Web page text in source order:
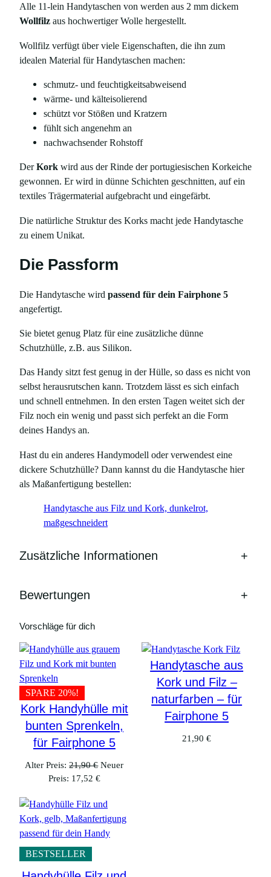
Alle 11-lein Handytaschen von werden aus 2 mm dickem
Wollfilz aus hochwertiger Wolle hergestellt.
Wollfilz verfügt über viele Eigenschaften, die ihn zum
idealen Material für Handytaschen machen:
schmutz- und feuchtigkeitsabweisend
wärme- und kälteisolierend
schützt vor Stößen und Kratzern
fühlt sich angenehm an
nachwachsender Rohstoff
DerKork wird aus der Rinde der portugiesischen Korkeiche
gewonnen. Er wird in dünne Schichten geschnitten, auf ein
textiles Trägermaterial aufgebracht und eingefärbt.
Die natürliche Struktur des Korks macht jede Handytasche
zu einem Unikat.
Die Passform
Die Handytasche wird passend für dein Fairphone 5
angefertigt.
Sie bietet genug Platz für eine zusätzliche dünne
Schutzhülle, z.B. aus Silikon.
Das Handy sitzt fest genug in der Hülle, so dass es nicht von
selbst herausrutschen kann. Trotzdem lässt es sich einfach
und schnell entnehmen. In den ersten Tagen weitet sich der
Filz noch ein wenig und passt sich perfekt an die Form
deines Handys an.
Hast du ein anderes Handymodell oder verwendest eine
dickere Schutzhülle? Dann kannst du die Handytasche hier
als Maßanfertigung bestellen:
Handytasche aus Filz und Kork, dunkelrot,
maßgeschneidert
Zusätzliche Informationen +
Bewertungen +
Vorschläge für dich
SPARE 20%!
Kork Handyhülle mit
bunten Sprenkeln,
für Fairphone 5
Alter Preis: 21,90€ Ursprünglicher
Preis
21,90 €
Neuer
Preis: 17,52 €Aktueller
ist:
17,52 €.
Handytasche aus
Kork und Filz –
naturfarben – für
Fairphone 5
21,90€
BESTSELLER